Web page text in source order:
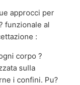
approcci per
funzionale al
:
corpo ?
sulla
i confini. Pu?